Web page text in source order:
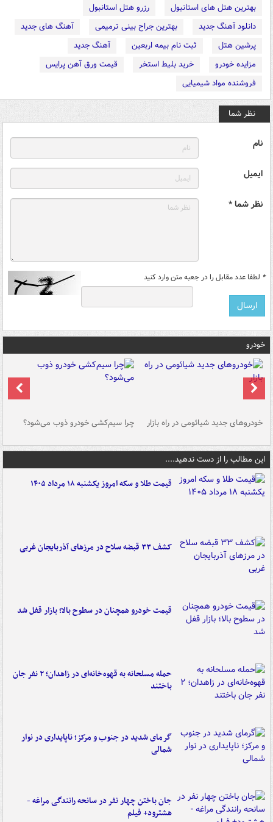
بهترین هتل های استانبول
رزرو هتل استانبول
دانلود آهنگ جدید
بهترین جراح بینی ترمیمی
آهنگ های جدید
پرشین هتل
ثبت نام بیمه اربعین
آهنگ جدید
مزایده خودرو
خرید بلیط استخر
قیمت ورق آهن پرایس
فروشنده مواد شیمیایی
نظر شما
نام
ایمیل
نظر شما *
* لطفا عدد مقابل را در جعبه متن وارد کنید
خودرو
خودروهای جدید شیائومی در راه بازار چرا سیم‌کشی خودرو ذوب می‌شود؟
این مطالب را از دست ندهید....
قیمت طلا و سکه امروز یکشنبه ۱۸ مرداد ۱۴۰۵
کشف ۳۳ قبضه سلاح در مرزهای آذربایجان غربی
قیمت خودرو همچنان در سطوح بالا؛ بازار قفل شد
حمله مسلحانه به قهوه‌خانه‌ای در زاهدان؛ ۲ نفر جان
باختند
گرمای شدید در جنوب و مرکز؛ ناپایداری در نوار
شمالی
جان باختن چهار نفر در سانحه رانندگی مراغه -
هشترود+ فیلم